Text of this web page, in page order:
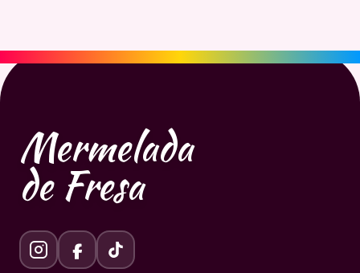
Mermelada
de Fresa